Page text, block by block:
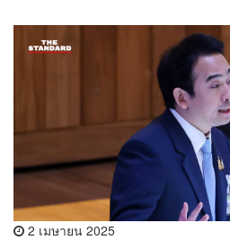
2 เมษายน 2025